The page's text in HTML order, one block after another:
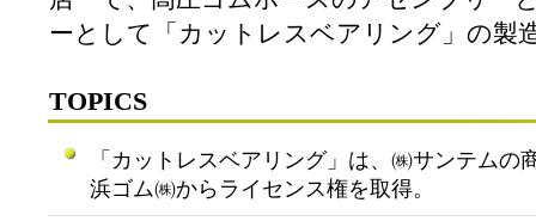
ーとして「カットレスベアリング」の製
TOPICS
「カットレスベアリング」は、㈱サンテムの
浜ゴム㈱からライセンス権を取得。